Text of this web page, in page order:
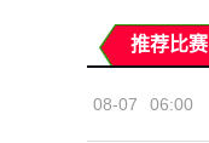
推荐比赛
08-07 06:00